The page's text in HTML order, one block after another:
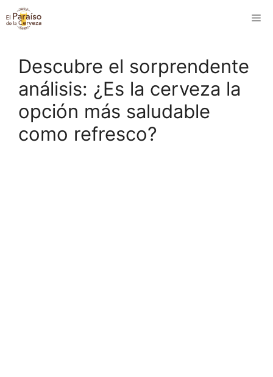
Saltar
al
Descubre el sorprendente
análisis: ¿Es la cerveza la
opción más saludable
como refresco?